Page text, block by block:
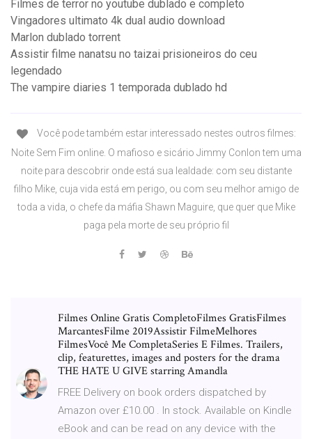
Filmes de terror no youtube dublado e completo
Vingadores ultimato 4k dual audio download
Marlon dublado torrent
Assistir filme nanatsu no taizai prisioneiros do ceu
legendado
The vampire diaries 1 temporada dublado hd
Você pode também estar interessado nestes outros filmes:
Noite Sem Fim online. O mafioso e sicário Jimmy Conlon tem uma
noite para descobrir onde está sua lealdade: com seu distante
filho Mike, cuja vida está em perigo, ou com seu melhor amigo de
toda a vida, o chefe da máfia Shawn Maguire, que quer que Mike
paga pela morte de seu próprio fil
Filmes Online Gratis CompletoFilmes GratisFilmes
MarcantesFilme 2019Assistir FilmeMelhores
FilmesVocê Me CompletaSeries E Filmes. Trailers,
clip, featurettes, images and posters for the drama
THE HATE U GIVE starring Amandla
FREE Delivery on book orders dispatched by
Amazon over £10.00 . In stock. Available on Kindle
eBook and can be read on any device with the